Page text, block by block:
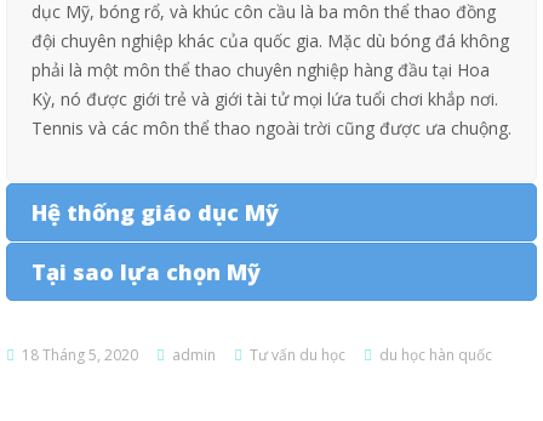
dục Mỹ, bóng rổ, và khúc côn cầu là ba môn thể thao đồng
đội chuyên nghiệp khác của quốc gia. Mặc dù bóng đá không
phải là một môn thể thao chuyên nghiệp hàng đầu tại Hoa
Kỳ, nó được giới trẻ và giới tài tử mọi lứa tuổi chơi khắp nơi.
Tennis và các môn thể thao ngoài trời cũng được ưa chuộng.
Hệ thống giáo dục Mỹ
Tại sao lựa chọn Mỹ
18 Tháng 5, 2020 admin Tư vấn du học du học hàn quốc